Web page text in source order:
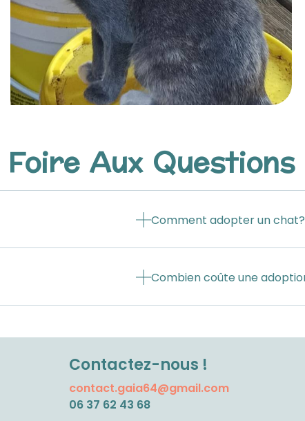
Foire Aux Questions
Comment adopter un chat?
Combien coûte une
Contactez-nous !
contact.gaia64@gmail.com
06 37 62 43 68